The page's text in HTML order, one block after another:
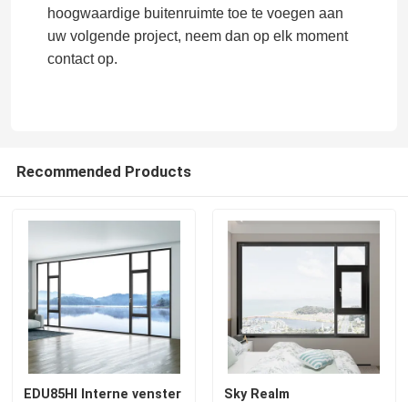
Huis
Producten
hoogwaardige buitenruimte toe te voegen aan
uw volgende project, neem dan op elk moment
contact op.
Recommended Products
EDU85HI Interne venster
Sky Realm